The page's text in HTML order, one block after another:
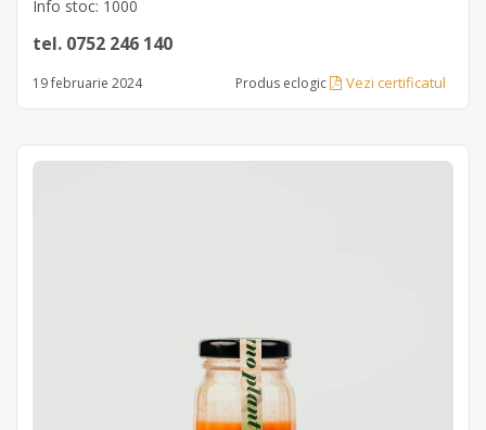
Info stoc: 1000
tel. 0752 246 140
19 februarie 2024 Produs eclogic Vezi certificatul